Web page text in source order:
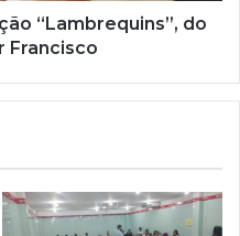
“Lambrequins”, do
Francisco